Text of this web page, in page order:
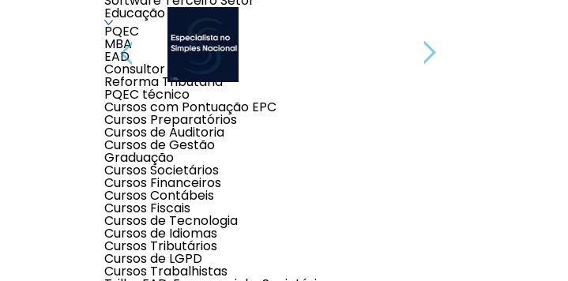
Educação
PQEC
MBA
EAD
Consultor Contábil
Reforma Tributária
PQEC técnico
Cursos com Pontuação EPC
Cursos Preparatórios
Cursos de Auditoria
Cursos de Gestão
Graduação
Cursos Societários
Cursos Financeiros
Cursos Contábeis
Cursos Fiscais
Cursos de Tecnologia
Cursos de Idiomas
Cursos Tributários
Cursos de LGPD
Cursos Trabalhistas
Descrição do produto
Objetivo:Desenvolverconhecimento
Público Alvo:Profissionaisdas áreas
amplo e técnicode profissionais
Carga Horária:
Prazo para cancelamento: 07 dias úteis